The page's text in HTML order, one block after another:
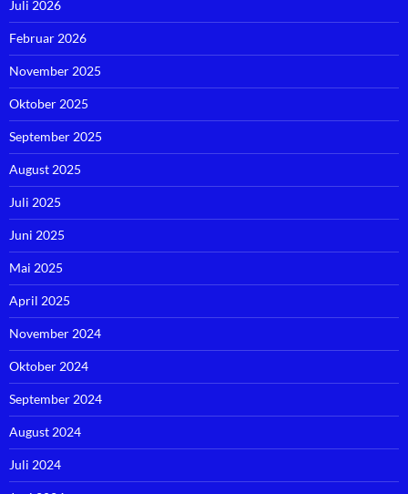
Juli 2026
Februar 2026
November 2025
Oktober 2025
September 2025
August 2025
Juli 2025
Juni 2025
Mai 2025
April 2025
November 2024
Oktober 2024
September 2024
August 2024
Juli 2024